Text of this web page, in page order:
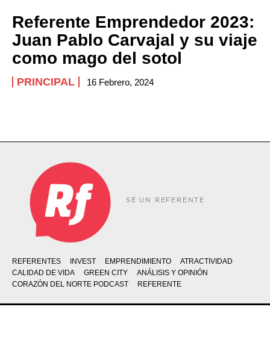
Referente Emprendedor 2023:
Juan Pablo Carvajal y su viaje
como mago del sotol
PRINCIPAL 16 Febrero, 2024
SÉ UN REFERENTE
REFERENTES INVEST EMPRENDIMIENTO
ATRACTIVIDAD
CALIDAD DE VIDA
GREEN CITY
ANÁLISIS Y OPINIÓN
CORAZÓN DEL NORTE PODCAST
REFERENTE